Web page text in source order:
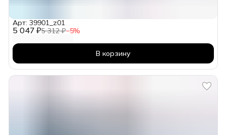
5 047 ₽5 312 ₽−5%
Арт: 39901_z01
В корзину